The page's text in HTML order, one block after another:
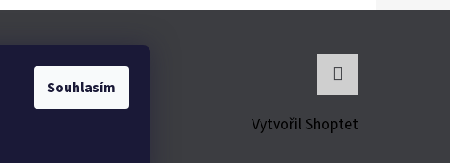
Souhlasím
Vytvořil Shoptet